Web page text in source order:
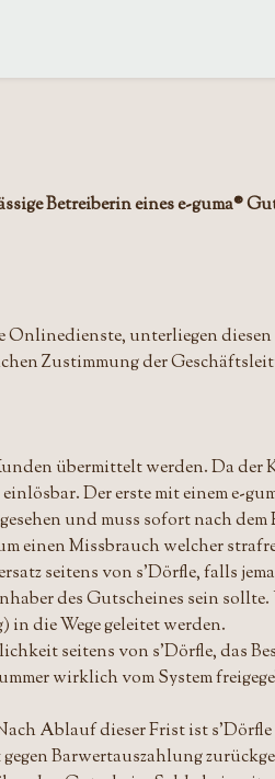
Betreiberin eines e-guma®
unterliegen
Zustimmung der
übermittelt werden. Da der
Der erste mit einem e-
und muss sofort nach
einen Missbrauch welcher
seitens von s'Dörfle, falls
des Gutscheines sein
die Wege geleitet werden.
seitens von s'Dörfle, das
wirklich vom System
Ablauf dieser Frist ist
Barwertauszahlung